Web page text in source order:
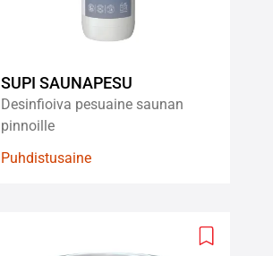
SUPI SAUNAPESU
Desinfioiva pesuaine saunan
pinnoille
Puhdistusaine
Add